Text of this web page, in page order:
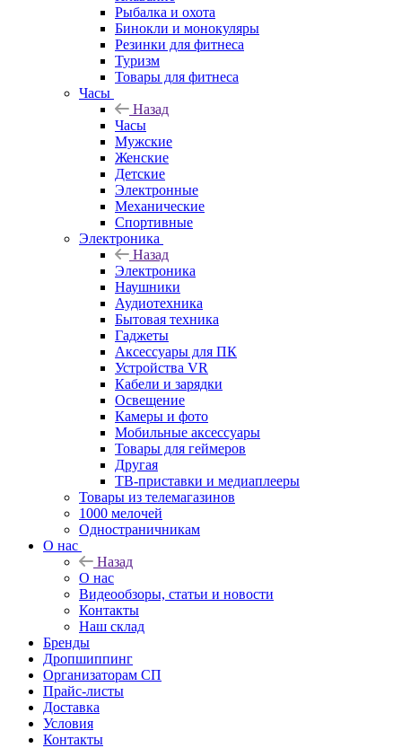
Рыбалка и охота
Бинокли и монокуляры
Резинки для фитнеса
Туризм
Товары для фитнеса
Часы
Назад
Часы
Мужские
Женские
Детские
Электронные
Механические
Спортивные
Электроника
Назад
Электроника
Наушники
Аудиотехника
Бытовая техника
Гаджеты
Аксессуары для ПК
Устройства VR
Кабели и зарядки
Освещение
Камеры и фото
Мобильные аксессуары
Товары для геймеров
Другая
ТВ-приставки и медиаплееры
Товары из телемагазинов
1000 мелочей
Одностраничникам
О нас
Назад
О нас
Видеообзоры, статьи и новости
Контакты
Наш склад
Бренды
Дропшиппинг
Организаторам СП
Прайс-листы
Доставка
Условия
Контакты